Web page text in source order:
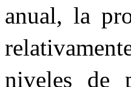
anual, la
niveles de